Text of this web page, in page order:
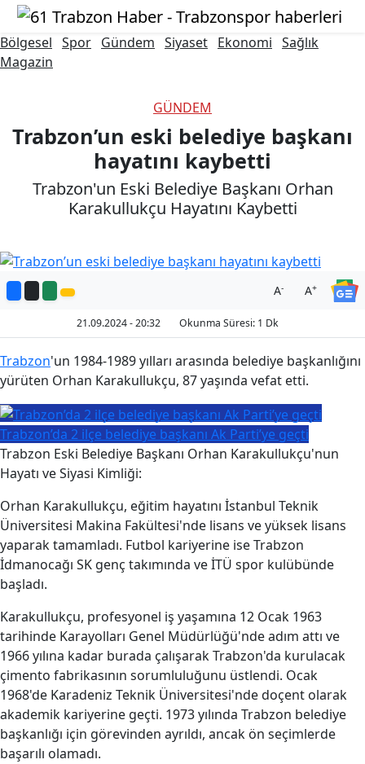
Bölgesel Spor Gündem Siyaset Ekonomi Sağlık
Magazin
GÜNDEM
Trabzon’un eski belediye başkanı
hayatını kaybetti
Trabzon'un Eski Belediye Başkanı Orhan
Karakullukçu Hayatını Kaybetti
A- A+
21.09.2024 - 20:32 Okunma Süresi: 1 Dk
Trabzon'un 1984-1989 yılları arasında belediye başkanlığını
yürüten Orhan Karakullukçu, 87 yaşında vefat etti.
Trabzon’da 2 ilçe belediye başkanı Ak Parti’ye geçti
Trabzon Eski Belediye Başkanı Orhan Karakullukçu'nun
Hayatı ve Siyasi Kimliği:
Orhan Karakullukçu, eğitim hayatını İstanbul Teknik
Üniversitesi Makina Fakültesi'nde lisans ve yüksek lisans
yaparak tamamladı. Futbol kariyerine ise Trabzon
İdmanocağı SK genç takımında ve İTÜ spor kulübünde
başladı.
Karakullukçu, profesyonel iş yaşamına 12 Ocak 1963
tarihinde Karayolları Genel Müdürlüğü'nde adım attı ve
1966 yılına kadar burada çalışarak Trabzon'da kurulacak
çimento fabrikasının sorumluluğunu üstlendi. Ocak
1968'de Karadeniz Teknik Üniversitesi'nde doçent olarak
akademik kariyerine geçti. 1973 yılında Trabzon belediye
başkanlığı için görevinden ayrıldı, ancak ön seçimlerde
başarılı olamadı.